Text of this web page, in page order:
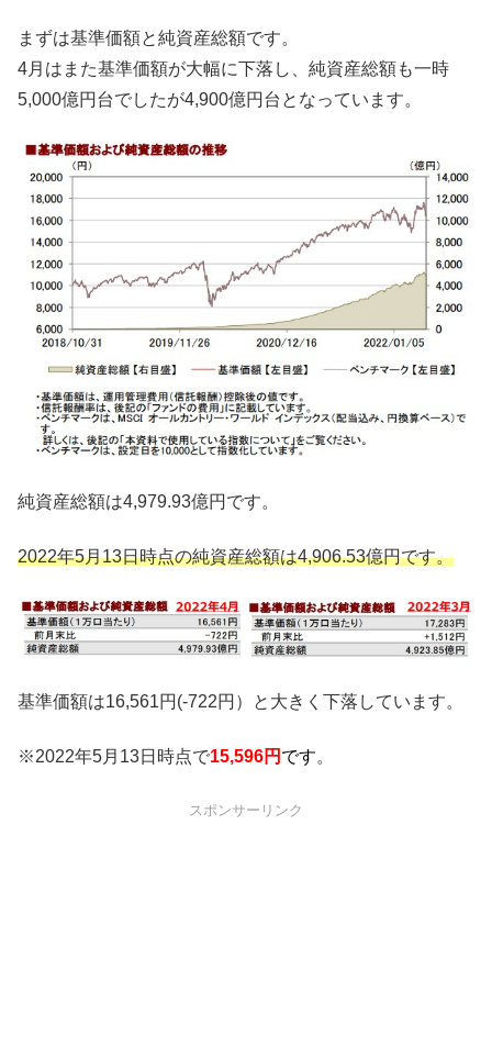
まずは基準価額と純資産総額です。
4月はまた基準価額が大幅に下落し、純資産総額も一時
5,000億円台でしたが4,900億円台となっています。
純資産総額は4,979.93億円です。
2022年5月13日時点の純資産総額は4,906.53億円です。
基準価額は16,561円(-722円）と大きく下落しています。
※2022年5月13日時点で15,596円 です。
スポンサーリンク